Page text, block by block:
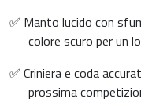
✅ Manto lucido con
colore scuro per un
✅ Criniera e coda
prossima